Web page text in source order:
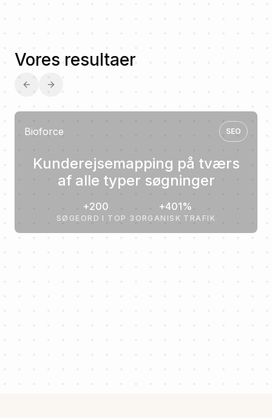
Vores resultaer
Previous slide
Next slide
Bioforce SEO
Kunderejsemapping på tværs
af alle typer søgninger
+200
SØGEORD I TOP 3
+401%
ORGANISK TRAFIK